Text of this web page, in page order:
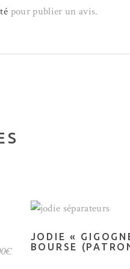
pour publier un avis.
€Le
JODIE «
BOURSE